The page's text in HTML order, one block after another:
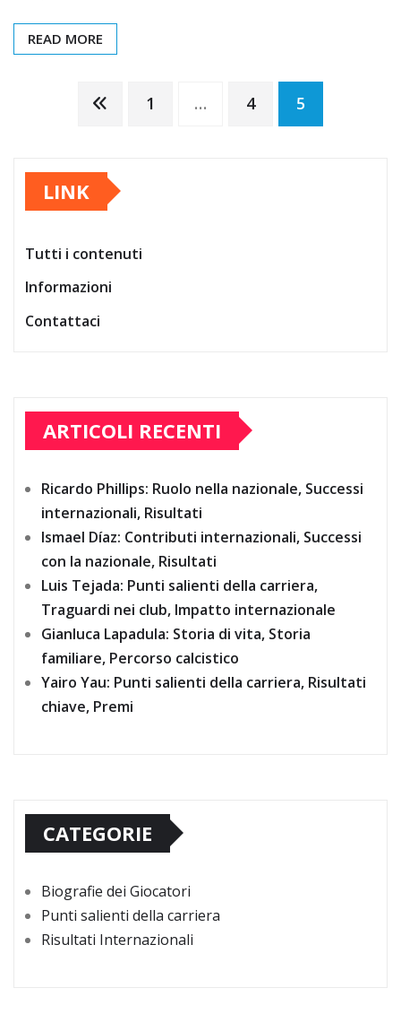
READ MORE
Posts
pagination
1 … 4 5
LINK
Tutti i contenuti
Informazioni
Contattaci
ARTICOLI RECENTI
Ricardo Phillips: Ruolo nella nazionale, Successi
internazionali, Risultati
Ismael Díaz: Contributi internazionali, Successi
con la nazionale, Risultati
Luis Tejada: Punti salienti della carriera,
Traguardi nei club, Impatto internazionale
Gianluca Lapadula: Storia di vita, Storia
familiare, Percorso calcistico
Yairo Yau: Punti salienti della carriera, Risultati
chiave, Premi
CATEGORIE
Biografie dei Giocatori
Punti salienti della carriera
Risultati Internazionali